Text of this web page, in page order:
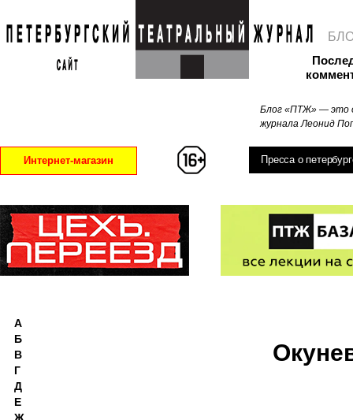
Блог «ПТЖ» — это
журнала Леонид
Интернет-магазин Пресса о
А
Б
В
Г
Д
Е